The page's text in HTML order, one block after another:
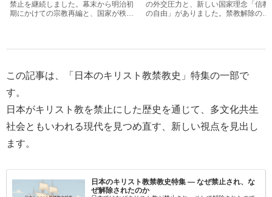
禁止を継続しました。幕末から明治初
期にかけての宗教再編と、国家が秩序
の外交圧力と、新しい国家理念「信教
の自由」がありました。禁教解除の背
この記事は、「日本のキリスト教禁教史」特集の一部で
す。
日本がキリスト教を禁止にした歴史を通じて、多文化共生
社会ともいわれる現代を見つめ直す、新しい視点を見出し
ます。
日本のキリスト教禁教史特集 ― なぜ禁止され、な
ぜ解除されたのか